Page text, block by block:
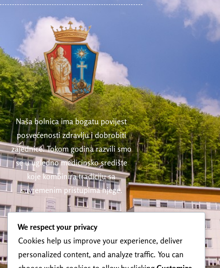
Naša bolnica ima bogatu povijest
posvećenosti zdravlju i dobrobiti
zajednice. Tokom godina razvili smo
se u ugledno medicinsko središte
koje kombinira tradiciju sa
suvremenim pristupima njege.
Kontakt
Tel: +385 35 386 700
We respect your privacy
Cookies help us improve your experience, deliver
personalized content, and analyze traffic. You can